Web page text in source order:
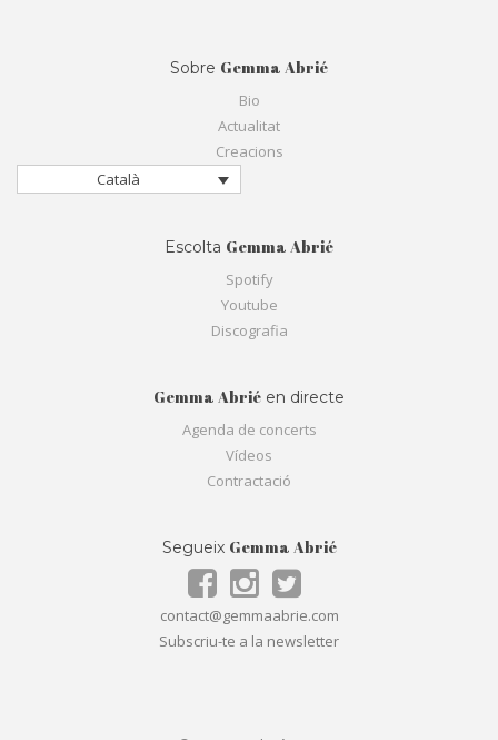
Sobre Gemma Abrié
Bio
Actualitat
Creacions
Català
Escolta Gemma Abrié
Spotify
Youtube
Discografia
Gemma Abrié en directe
Agenda de concerts
Vídeos
Contractació
Segueix Gemma Abrié
contact@gemmaabrie.com
Subscriu-te a la newsletter